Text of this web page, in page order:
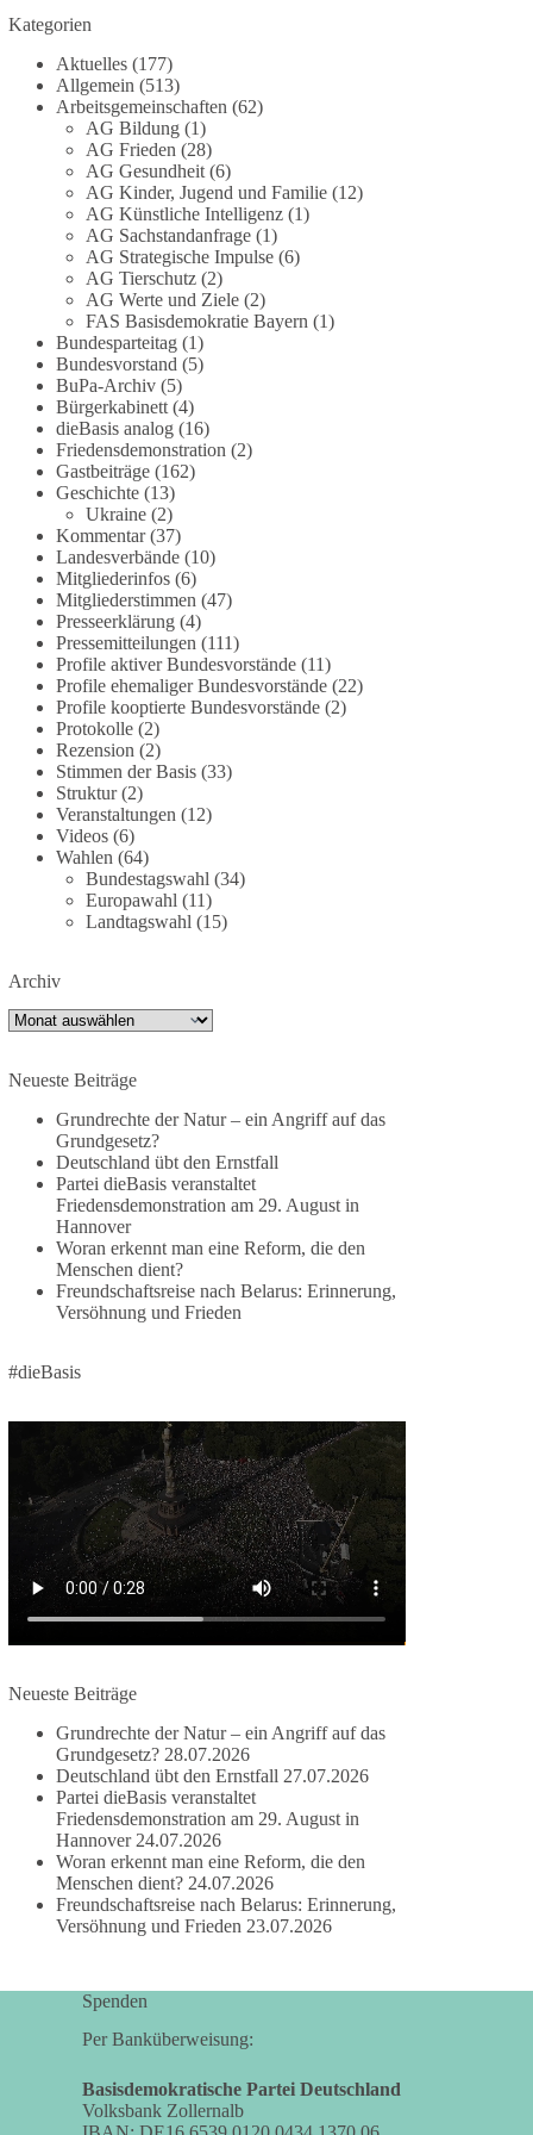
Im Politischen Frühschoppen diskutieren die
Teilnehmer das Verhältnis von Mensch, Natur und
Grundgesetz.
Beitrag der AG Strategische Impulse
Kann die Natur Träger eigener Grundrechte sein?
Oder würde eine solche Entwicklung das
Fundament unseres Grundgesetzes sprengen? Mit
dieser grundsätzlichen Frage beschäftigte sich die
Teilnehmer des Politischen Frühschoppens der
AG Strategische Impulse am 19. Juli 2026.
Referent Frank Bothmann stellte die These auf,
dass die derzeit in Teilen der Umweltbewegung
diskutierten „Grundrechte der Natur“ weit über
klassischen Naturschutz hinausreichen und
grundlegende Fragen zum Menschenbild, zum
Rechtsstaat und zur Demokratie aufwerfen. [...]
👉 Hier weiterlesen:https://diebasis-
partei.de/2026/07/grundrechte-der-natur-ein-
angriff-auf-das-grundgesetz/
🟩🟩🟦🟦🟥🟥🟧🟧
Es ging weniger um fertige Antworten als um eine
Debatte darüber, wie Freiheit, Verantwortung,
Naturschutz und Grundrechte in einer
demokratischen Gesellschaft künftig miteinander
in Einklang gebracht werden können.
#dieBasis #natur #grundrechte
#demokratie
1 Tag zuvor
Jetzt dieBasis Sachsen-Anhalt unterstützen!
Die Landtagswahl 2026 in Sachsen-Anhalt findet
am 6. September statt. Die Inhalte stehen – jetzt
müssen sie gesehen, geteilt und diskutiert werden.
Folge unseren Kanälen:
Facebook:
https://www.facebook.com/groups/diebasissachse
nanhalt/
Instragram:
halt/
https://www.tiktok.com/@diebasis_sachsenanhalt
https://x.com/DieBasisLSA
https://www.youtube.com/dieBasisSachsenAnhalt
🟩🟩🟦🟦🟥🟥🟧🟧
Like, teile und kommentiere unsere Beiträge,
damit noch mehr Menschen mitbekommen, wofür
wir stehen und warum es sich lohnt, dieBasis zu
Mehr Infos:https://diebasis-st.de/wahlprogramm/
#dieBasis #Landtagswahl #SachsenAnhalt
#DeineStimmezählt #jetztunterstützen
58 6 14 Auf Facebook ansehen
DieBasis
1 Tag zuvor
🔎 Über 100-mal keine Antwort.
Anthony Fauci, Immunologe und Berater des
Anhörung des US-Senats auf mehr als 100
Fragen die Aussage verweigert. Die juristische
Kategorien
Aktuelles(177)
Allgemein (513)
Arbeitsgemeinschaften (62)
AG Bildung(1)
AG Frieden (28)
AG Gesundheit(6)
AG Kinder, Jugend und Familie(12)
AG Künstliche Intelligenz(1)
AG Sachstandanfrage(1)
AG Strategische Impulse(6)
AG Tierschutz(2)
AG Werte und Ziele(2)
FAS Basisdemokratie Bayern (1)
Bundesparteitag(1)
Bundesvorstand (5)
BuPa-Archiv(5)
Bürgerkabinett(4)
dieBasis analog(16)
Friedensdemonstration (2)
Gastbeiträge(162)
Geschichte(13)
Ukraine(2)
Kommentar(37)
Landesverbände(10)
Mitgliederinfos(6)
Mitgliederstimmen (47)
Presseerklärung(4)
Pressemitteilungen (111)
Profile aktiver Bundesvorstände(11)
Profile ehemaliger Bundesvorstände(22)
Profile kooptierte Bundesvorstände(2)
Protokolle(2)
Rezension (2)
Stimmen der Basis(33)
Struktur(2)
Veranstaltungen (12)
Videos(6)
Wahlen (64)
Bundestagswahl (34)
Europawahl (11)
Landtagswahl (15)
Archiv
Archiv
Neueste Beiträge
Grundrechte der Natur – ein Angriff auf das
Grundgesetz?
Deutschland übt den Ernstfall
Partei dieBasis veranstaltet
Friedensdemonstration am 29. August in
Hannover
Woran erkennt man eine Reform, die den
Menschen dient?
Freundschaftsreise nach Belarus: Erinnerung,
Versöhnung und Frieden
#dieBasis
Neueste Beiträge
Grundrechte der Natur – ein Angriff auf das
Grundgesetz? 28.07.2026
Deutschland übt den Ernstfall 27.07.2026
Partei dieBasis veranstaltet
Friedensdemonstration am 29. August in
Hannover 24.07.2026
Woran erkennt man eine Reform, die den
Menschen dient? 24.07.2026
Freundschaftsreise nach Belarus: Erinnerung,
Versöhnung und Frieden 23.07.2026
Spenden
Per Banküberweisung:
Basisdemokratische Partei Deutschland
Volksbank Zollernalb